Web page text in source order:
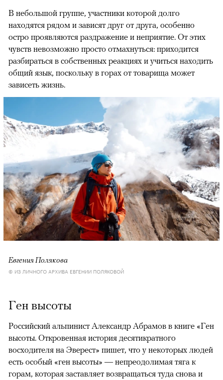
В небольшой группе, участники которой долго
находятся рядом и зависят друг от друга, особенно
остро проявляются раздражение и неприятие. От этих
чувств невозможно просто отмахнуться: приходится
разбираться в собственных реакциях и учиться находить
общий язык, поскольку в горах от товарища может
зависеть жизнь.
Евгения Полякова
© ИЗ ЛИЧНОГО АРХИВА ЕВГЕНИИ ПОЛЯКОВОЙ
Ген высоты
Российский альпинист Александр Абрамов в книге «Ген
высоты. Откровенная история десятикратного
восходителя на Эверест» пишет, что у некоторых людей
есть особый «ген высоты» — непреодолимая тяга к
горам, которая заставляет возвращаться туда снова и